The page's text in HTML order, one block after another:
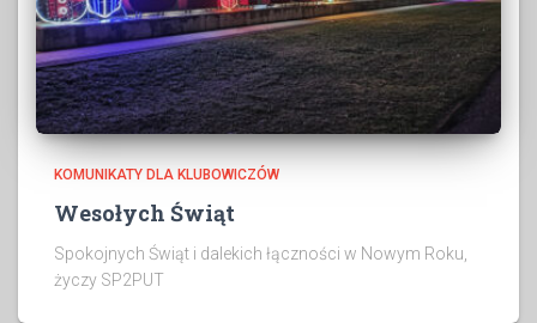
KOMUNIKATY DLA KLUBOWICZÓW
Wesołych Świąt
Spokojnych Świąt i dalekich łączności w Nowym Roku,
życzy SP2PUT